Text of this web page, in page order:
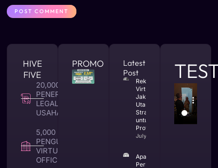
HIVE
FIVE
20,000 +
PENERBITAN
LEGALITAS
USAHA
5,000 +
PENGUNA
VIRTUAL
OFFICE
PROMO
Latest
Post
Rekomendasi
Virtual Office
Jakarta
Utara yang
Strategis
untuk Bisnis
Profesional
July 23, 2026
Apa Itu CV
Perusahaan